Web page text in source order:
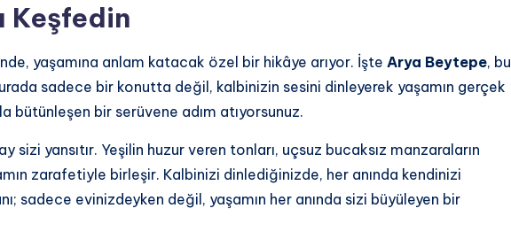
Keşfedin
yaşamına anlam katacak özel bir hikâye arıyor. İşte Arya Beytepe, bu
sadece bir konutta değil, kalbinizin sesini dinleyerek yaşamın gerçek
bütünleşen bir serüvene adım atıyorsunuz.
sizi yansıtır. Yeşilin huzur veren tonları, uçsuz bucaksız manzaraların
zarafetiyle birleşir. Kalbinizi dinlediğinizde, her anında kendinizi
sadece evinizdeyken değil, yaşamın her anında sizi büyüleyen bir